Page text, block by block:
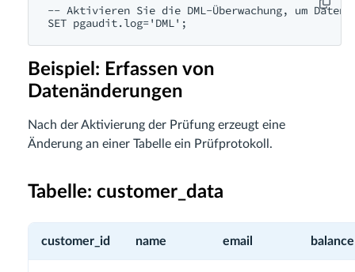
-- Aktivieren Sie die DML-Überwachung, um
SET pgaudit.log='DML';
Beispiel: Erfassen von
Datenänderungen
Nach der Aktivierung der Prüfung erzeugt eine
Änderung an einer Tabelle ein Prüfprotokoll.
Tabelle: customer_data
customer_id name email balance